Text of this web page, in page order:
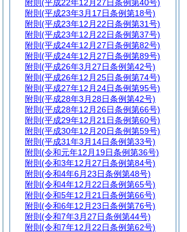
附則 (平成22年12月27日条例第40号)
附則 (平成23年3月17日条例第18号)
附則 (平成23年12月22日条例第31号)
附則 (平成23年12月22日条例第37号)
附則 (平成24年12月27日条例第82号)
附則 (平成24年12月27日条例第89号)
附則 (平成26年3月27日条例第42号)
附則 (平成26年12月25日条例第74号)
附則 (平成27年12月24日条例第95号)
附則 (平成28年3月28日条例第42号)
附則 (平成28年12月26日条例第66号)
附則 (平成29年12月21日条例第60号)
附則 (平成30年12月20日条例第59号)
附則 (平成31年3月14日条例第33号)
附則 (令和元年12月19日条例第36号)
附則 (令和3年12月27日条例第84号)
附則 (令和4年6月23日条例第48号)
附則 (令和4年12月22日条例第65号)
附則 (令和5年12月21日条例第66号)
附則 (令和6年12月23日条例第76号)
附則 (令和7年3月27日条例第44号)
附則 (令和7年12月22日条例第62号)